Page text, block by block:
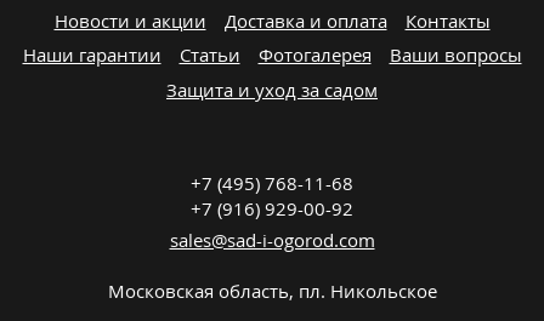
Новости и акции
Доставка и оплата
Контакты
Наши гарантии
Статьи Фотогалерея
Ваши вопросы
Защита и уход за садом
+7 (495) 768-11-68
+7 (916) 929-00-92
sales@sad-i-ogorod.com
Московская область, пл. Никольcкое